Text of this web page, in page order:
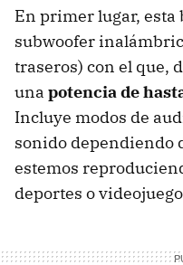
En primer lugar,
subwoofer
traseros) con el que,
una potencia de
Incluye modos de
sonido dependiendo
estemos
deportes o